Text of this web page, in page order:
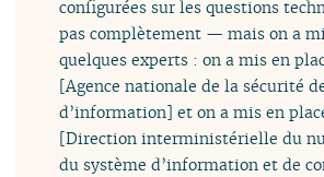
configurées sur les questions
pas complètement — mais on a
quelques experts : on a mis en
[Agence nationale de la sécurité
d’information] et on a mis en
[Direction interministérielle du
du système d’information et de